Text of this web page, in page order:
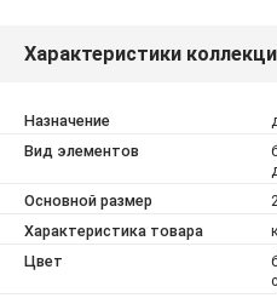
Характеристики
Назначение
Вид элементов
Основной размер
Характеристика товара
Цвет